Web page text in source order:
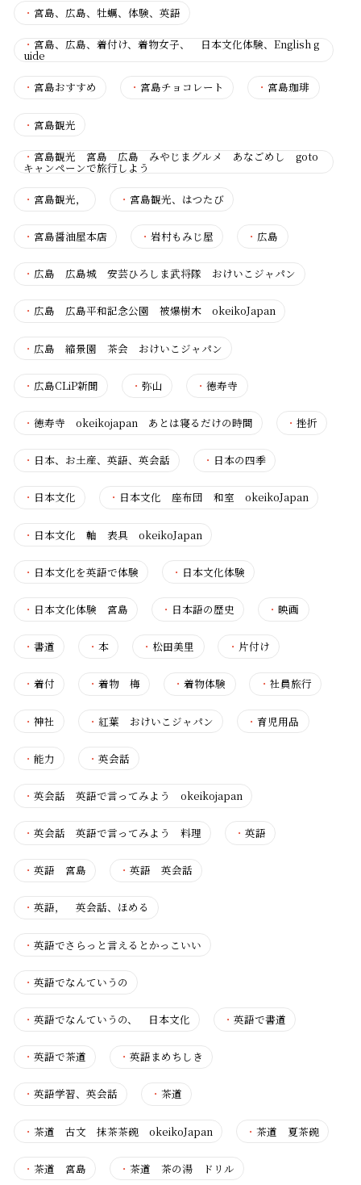
・ 宮島、広島、牡蠣、体験、英語
・ 宮島、広島、着付け、着物女子、 日本文化体験、English g
uide
・ 宮島おすすめ ・ 宮島チョコレート ・ 宮島珈琲
・ 宮島観光
・ 宮島観光 宮島 広島 みやじまグルメ あなごめし goto
キャンペーンで旅行しよう
・ 宮島観光， ・ 宮島観光、はつたび
・ 宮島醤油屋本店 ・岩村もみじ屋 ・ 広島
・ 広島 広島城 安芸ひろしま武将隊 おけいこジャパン
・ 広島 広島平和記念公園 被爆樹木 okeikoJapan
・ 広島 縮景園 茶会 おけいこジャパン
・ 広島CLiP新聞 ・弥山 ・徳寿寺
・ 徳寿寺 okeikojapan あとは寝るだけの時間 ・挫折
・ 日本、お土産、英語、英会話 ・ 日本の四季
・ 日本文化 ・ 日本文化 座布団 和室 okeikoJapan
・ 日本文化 軸 表具 okeikoJapan
・ 日本文化を英語で体験 ・ 日本文化体験
・ 日本文化体験 宮島 ・ 日本語の歴史 ・映画
・ 書道 ・本 ・ 松田美里 ・ 片付け
・ 着付 ・着物 梅 ・着物体験 ・ 社員旅行
・ 神社 ・紅葉 おけいこジャパン ・育児用品
・ 能力 ・英会話
・ 英会話 英語で言ってみよう okeikojapan
・ 英会話 英語で言ってみよう 料理 ・英語
・ 英語 宮島 ・英語 英会話
・ 英語， 英会話、ほめる
・ 英語でさらっと言えるとかっこいい
・ 英語でなんていうの
・ 英語でなんていうの、 日本文化 ・英語で書道
・ 英語で茶道 ・英語まめちしき
・ 英語学習、英会話 ・茶道
・ 茶道 古文 抹茶茶碗 okeikoJapan ・茶道 夏茶碗
・ 茶道 宮島 ・茶道 茶の湯 ドリル